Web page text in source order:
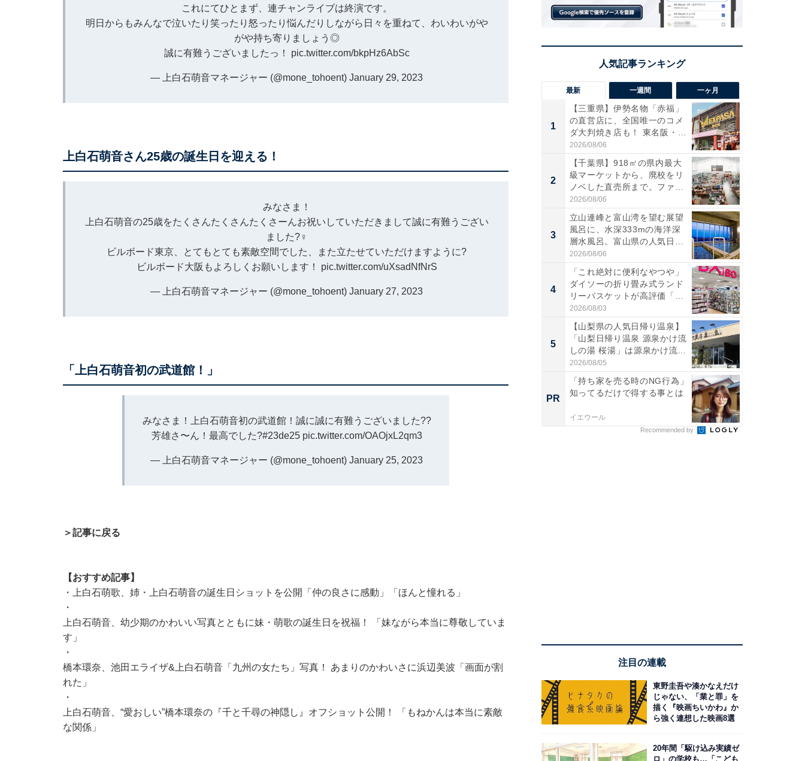
これにてひとまず、連チャンライブは終演です。
明日からもみんなで泣いたり笑ったり怒ったり悩んだりしながら日々を重ねて、わいわいがや
がや持ち寄りましょう◎
誠に有難うございましたっ！ pic.twitter.com/bkpHz6AbSc
— 上白石萌音マネージャー (@mone_tohoent) January 29, 2023
上白石萌音さん25歳の誕生日を迎える！
みなさま！
上白石萌音の25歳をたくさんたくさんたくさーんお祝いしていただきまして誠に有難うござい
ました?‍♀️
ビルボード東京、とてもとても素敵空間でした、また立たせていただけますように?
ビルボード大阪もよろしくお願いします！ pic.twitter.com/uXsadNfNrS
— 上白石萌音マネージャー (@mone_tohoent) January 27, 2023
「上白石萌音初の武道館！」
みなさま！上白石萌音初の武道館！誠に誠に有難うございました??
芳雄さ〜ん！最高でした?#23de25 pic.twitter.com/OAOjxL2qm3
— 上白石萌音マネージャー (@mone_tohoent) January 25, 2023
＞記事に戻る
【おすすめ記事】
・
上白石萌歌、姉・上白石萌音の誕生日ショットを公開「仲の良さに感動」「ほんと憧れる」
・
上白石萌音、幼少期のかわいい写真とともに妹・萌歌の誕生日を祝福！ 「妹ながら本当に尊敬していま
す」
・
橋本環奈、池田エライザ&上白石萌音「九州の女たち」写真！ あまりのかわいさに浜辺美波「画面が割
れた」
・
上白石萌音、“愛おしい”橋本環奈の『千と千尋の神隠し』オフショット公開！ 「もねかんは本当に素敵
な関係」
最新 一週間 一ヶ月
1
【三重県】伊勢名物「赤福」
の直営店に、全国唯一のコメ
ダ大判焼き店も！ 東名阪・
伊...
2026/08/06
2
【千葉県】918㎡の県内最大
級マーケットから、廃校をリ
ノベした直売所まで。ファ
ー...
2026/08/06
3
立山連峰と富山湾を望む展望
風呂に、水深333mの海洋深
層水風呂。富山県の人気日
帰...
2026/08/06
4
「これ絶対に便利なやつや」
ダイソーの折り畳み式ランド
リーバスケットが高評価「使
わ...
2026/08/03
5
【山梨県の人気日帰り温泉】
「山梨日帰り温泉 源泉かけ流
しの湯 桜湯」は源泉かけ流...
2026/08/05
PR
「持ち家を売る時のNG行為」
知ってるだけで得する事とは
イエウール
Recommended by
注目の連載
東野圭吾や湊かなえだけ
じゃない、「業と罪」を
描く『映画ちいかわ』か
ら強く連想した映画8選
20年間「駆け込み実績ゼ
ロ」の学校も…「こども